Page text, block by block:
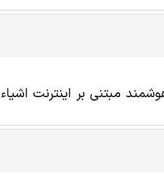
مبتنی بر اینترنت اشیاء